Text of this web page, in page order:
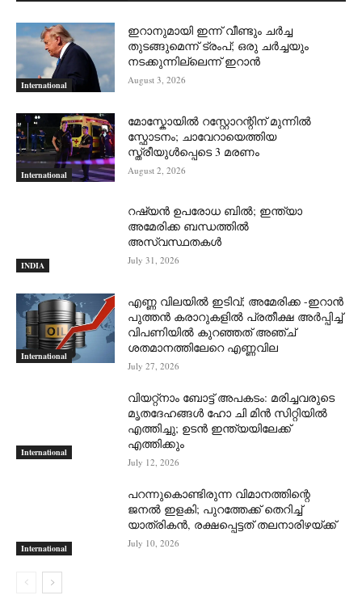
International
ഇറാനുമായി ഇന്ന് വീണ്ടും ചര്‍ച്ച
തുടങ്ങുമെന്ന് ട്രംപ്; ഒരു ചര്‍ച്ചയും
നടക്കുന്നില്ലെന്ന് ഇറാന്‍
August 3, 2026
International
മോസ്കോയിൽ റസ്റ്റോറന്റിന് മുന്നിൽ
സ്ഫോടനം; ചാവേറായെത്തിയ
സ്ത്രീയുൾപ്പെടെ 3 മരണം
August 2, 2026
INDIA
റഷ്യന്‍ ഉപരോധ ബില്‍; ഇന്ത്യാ
അമേരിക്ക ബന്ധത്തില്‍
അസ്വസ്ഥതകള്‍
July 31, 2026
International
എണ്ണ വിലയില്‍ ഇടിവ്; അമേരിക്ക -ഇറാന്‍
പുത്തന്‍ കരാറുകളില്‍ പ്രതീക്ഷ അര്‍പ്പിച്ച്
വിപണിയില്‍ കുറഞ്ഞത് അഞ്ച്
ശതമാനത്തിലേറെ എണ്ണവില
July 27, 2026
International
വിയറ്റ്നാം ബോട്ട് അപകടം: മരിച്ചവരുടെ
മൃതദേഹങ്ങൾ ഹോ ചി മിൻ സിറ്റിയിൽ
എത്തിച്ചു; ഉടൻ ഇന്ത്യയിലേക്ക്
എത്തിക്കും
July 12, 2026
International
പറന്നുകൊണ്ടിരുന്ന വിമാനത്തിന്റെ
ജനൽ ഇളകി; പുറത്തേക്ക് തെറിച്ച്
യാത്രികൻ, രക്ഷപ്പെട്ടത് തലനാരിഴയ്ക്ക്
July 10, 2026